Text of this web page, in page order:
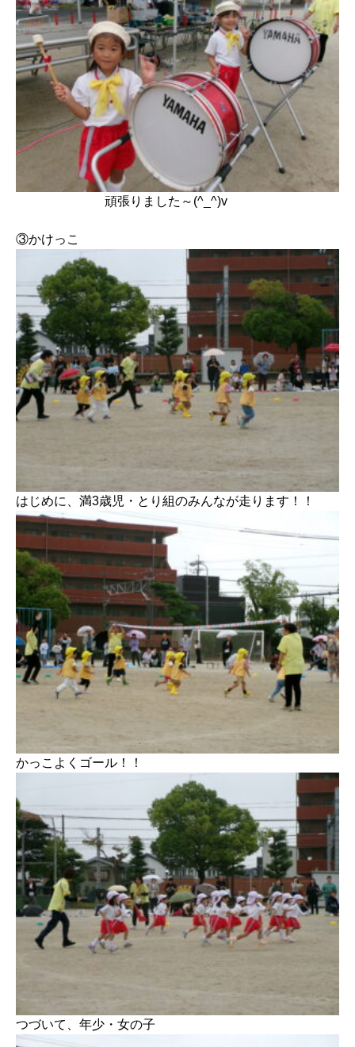
頑張りました～(^_^)v
③かけっこ
はじめに、満3歳児・とり組のみんなが走ります！！
かっこよくゴール！！
つづいて、年少・女の子